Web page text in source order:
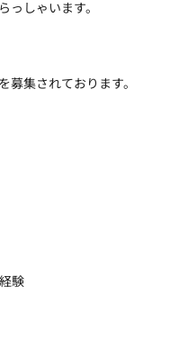
っしゃいます。
集されております。
験